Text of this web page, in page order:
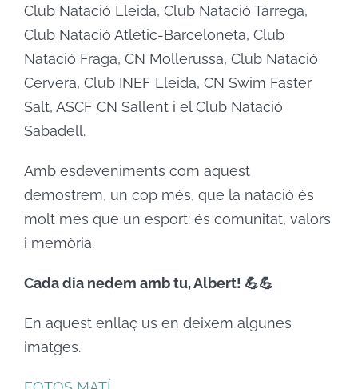
Club Natació Lleida, Club Natació Tàrrega,
Club Natació Atlètic-Barceloneta, Club
Natació Fraga, CN Mollerussa, Club Natació
Cervera, Club INEF Lleida, CN Swim Faster
Salt, ASCF CN Sallent i el Club Natació
Sabadell.
Amb esdeveniments com aquest
demostrem, un cop més, que la natació és
molt més que un esport: és comunitat, valors
i memòria.
Cada dia nedem amb tu, Albert! 💪💪
En aquest enllaç us en deixem algunes
imatges.